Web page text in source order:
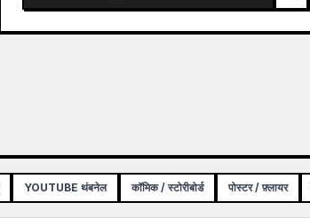
YOUTUBE थंबनेल कॉमिक / स्टोरीबोर्ड पोस्टर / फ़्लायर